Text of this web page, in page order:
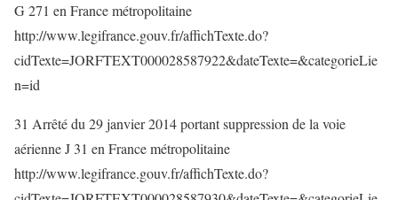
G 271 en France métropolitaine
http://www.legifrance.gouv.fr/affichTexte.do?
cidTexte=JORFTEXT000028587922&dateTexte=&categorieLie
n=id
31 Arrêté du 29 janvier 2014 portant suppression de la voie
aérienne J 31 en France métropolitaine
http://www.legifrance.gouv.fr/affichTexte.do?